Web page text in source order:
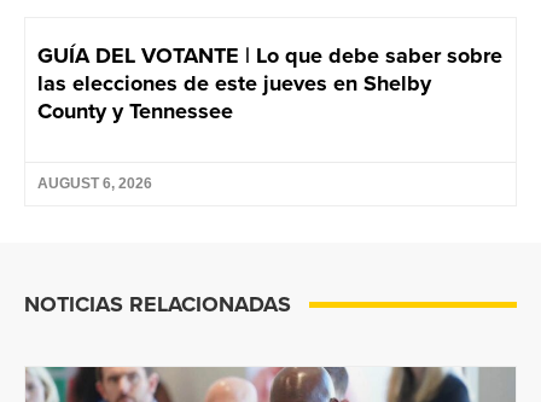
GUÍA DEL VOTANTE | Lo que debe saber sobre
las elecciones de este jueves en Shelby
County y Tennessee
AUGUST 6, 2026
NOTICIAS RELACIONADAS